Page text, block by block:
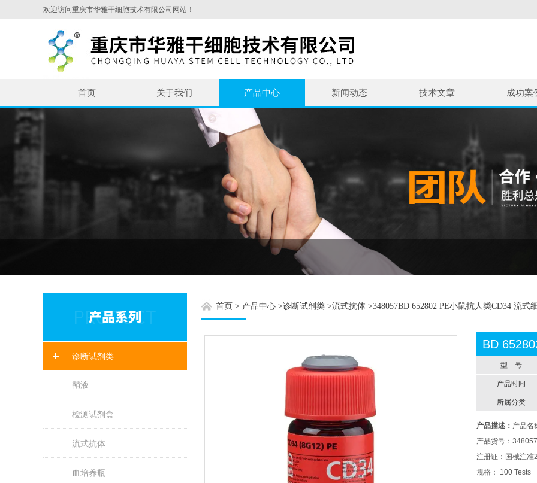
欢迎访问重庆市华雅干细胞技术有限公司网站！
首页 关于我们 产品中心 新闻动态 技术文章 成功案
诊断试剂类
鞘液
检测试剂盒
流式抗体
血培养瓶
首页 > 产品中心 >诊断试剂类 >流式抗体 >348057BD 652802 PE小鼠抗人类CD34 流式
BD
型 号
产品时间
所属分类
产品描述： 产品名
产品货号：
注册证：国械注
规格： 100 Tests